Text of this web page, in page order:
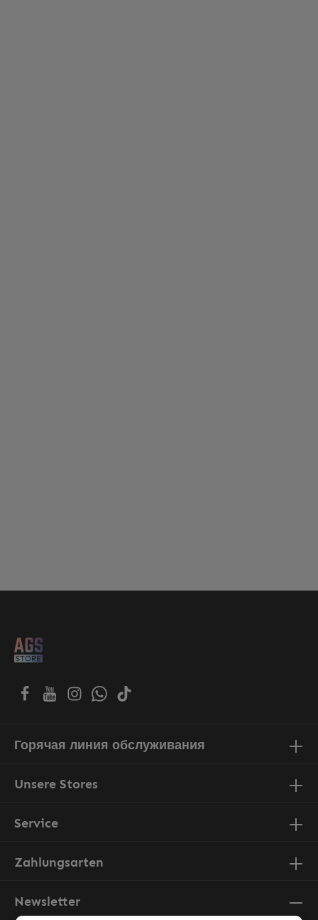
Newsletter
Горячая линия обслуживания
Unsere Stores
Service
Zahlungsarten